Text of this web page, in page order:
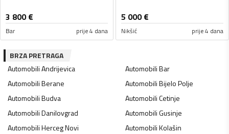
3 800€
Bar prije 4 dana
5 000€
Nikšić prije 4 dana
BRZA PRETRAGA
AutomobiliAndrijevica AutomobiliBar
AutomobiliBerane AutomobiliBijelo Polje
AutomobiliBudva AutomobiliCetinje
AutomobiliDanilovgrad AutomobiliGusinje
AutomobiliHerceg Novi AutomobiliKolašin